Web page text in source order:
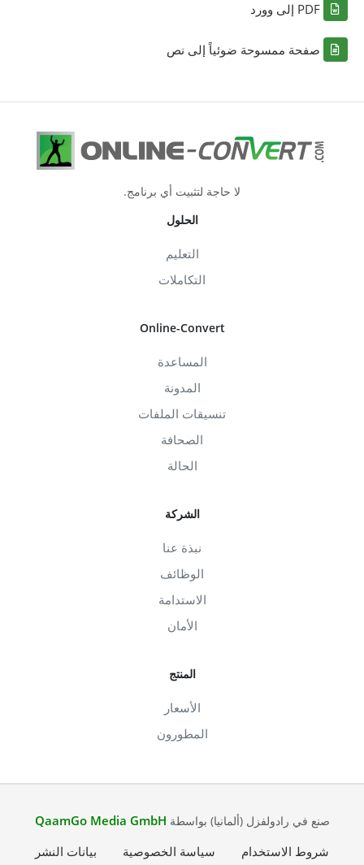
PDF إلى وورد
صفحة ممسوحة ضوئياً إلى نص
لا حاجة لتثبيت أي برنامج.
الحلول
التعليم
التكاملات
Online-Convert
المساعدة
المدونة
تنسيقات الملفات
الصحافة
الحالة
الشركة
نبذة عنا
الوظائف
الاستدامة
الأمان
المنتج
الأسعار
المطورون
صنع في رادولفزل (ألمانيا) بواسطة QaamGo Media GmbH
شروط الاستخدام
سياسة الخصوصية بيانات النشر